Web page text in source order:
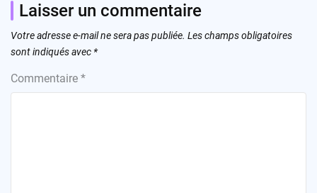
Laisser un commentaire
Votre adresse e-mail ne sera pas publiée. Les champs obligatoires
sont indiqués avec *
Commentaire *